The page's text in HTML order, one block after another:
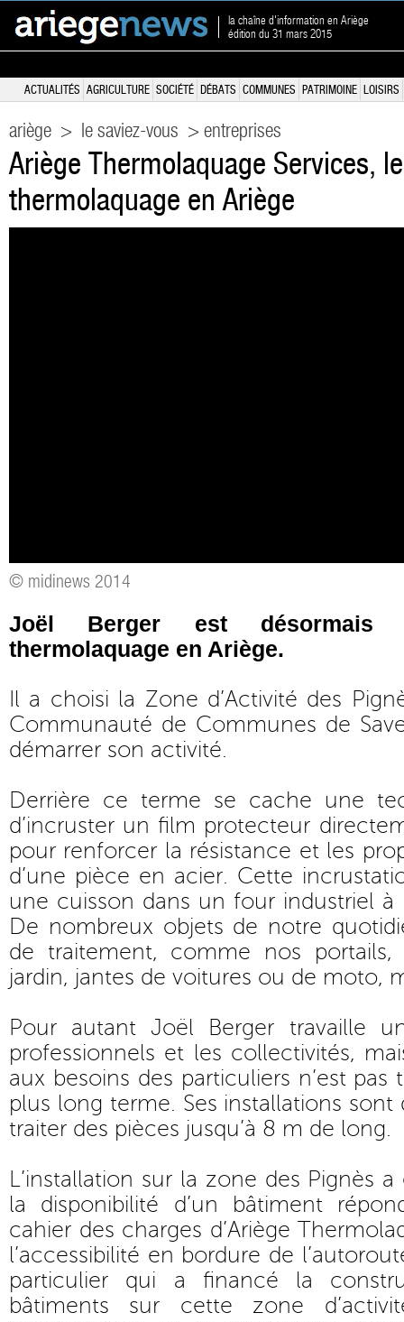
la chaîne d'information en Ariège
édition du 31 mars 2015
ACTUALITÉS AGRICULTURE SOCIÉTÉ DÉBATS COMMUNES PATRIMOINE LOISIRS
ariège > le saviez-vous > entreprises
Ariège Thermolaquage Services,
thermolaquage en Ariège
© midinews 2014
Joël Berger est
thermolaquage en Ariège.
Il a choisi la Zone d’Activité des
Communauté de Communes de
démarrer son activité.
Derrière ce terme se cache une
d’incruster un film protecteur
pour renforcer la résistance et les
d’une pièce en acier. Cette
une cuisson dans un four industriel à
De nombreux objets de notre
de traitement, comme nos portails,
jardin, jantes de voitures ou de moto,
Pour autant Joël Berger travaille
professionnels et les collectivités,
aux besoins des particuliers n’est
plus long terme. Ses installations
traiter des pièces jusqu’à 8 m de long.
L’installation sur la zone des Pignès
la disponibilité d’un bâtiment
cahier des charges d’Ariège
l’accessibilité en bordure de
particulier qui a financé la
bâtiments sur cette zone